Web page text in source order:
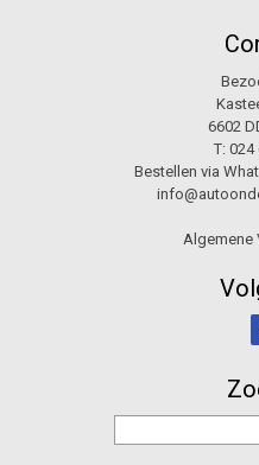
6602
T: 024
Bestellen via
Algemene